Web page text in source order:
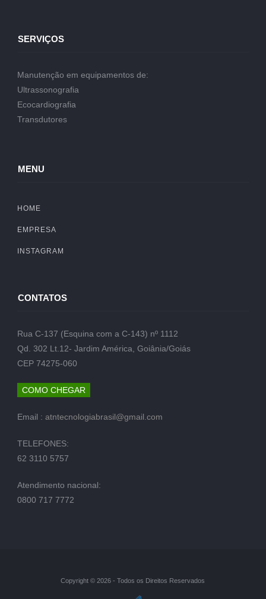
SERVIÇOS
Manutenção em equipamentos de:
Ultrassonografia
Ecocardiografia
Transdutores
MENU
HOME
EMPRESA
INSTAGRAM
CONTATOS
Rua C-137 (Esquina com a C-143) nº 1112
Qd. 302 Lt.12- Jardim América, Goiânia/Goiás
CEP 74275-060
COMO CHEGAR
Email : atntecnologiabrasil@gmail.com
TELEFONES:
62 3110 5757
Atendimento nacional:
0800 717 7772
Copyright © 2026 - Todos os Direitos Reservados